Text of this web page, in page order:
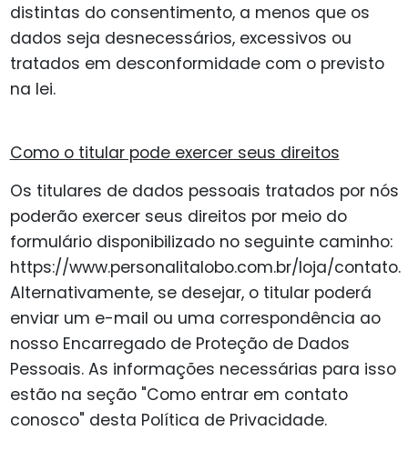
distintas do consentimento, a menos que os
dados seja desnecessários, excessivos ou
tratados em desconformidade com o previsto
na lei.
Como o titular pode exercer seus direitos
Os titulares de dados pessoais tratados por nós
poderão exercer seus direitos por meio do
formulário disponibilizado no seguinte caminho:
https://www.personalitalobo.com.br/loja/contato.
Alternativamente, se desejar, o titular poderá
enviar um e-mail ou uma correspondência ao
nosso Encarregado de Proteção de Dados
Pessoais. As informações necessárias para isso
estão na seção "Como entrar em contato
conosco" desta Política de Privacidade.